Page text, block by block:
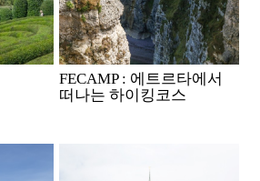
FECAMP : 에트르타에서
떠나는 하이킹코스